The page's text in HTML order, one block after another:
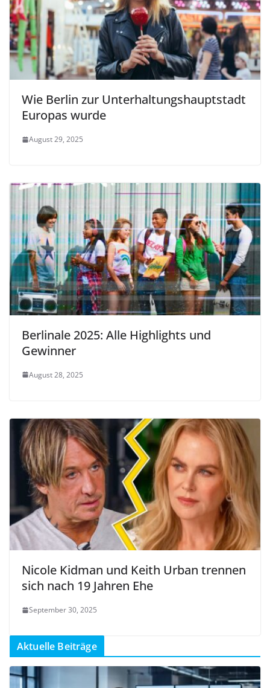
Wie Berlin zur Unterhaltungshauptstadt
Europas wurde
August 29, 2025
Berlinale 2025: Alle Highlights und
Gewinner
August 28, 2025
Nicole Kidman und Keith Urban trennen
sich nach 19 Jahren Ehe
September 30, 2025
Aktuelle Beiträge